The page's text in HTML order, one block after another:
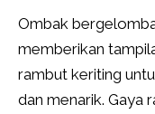
Ombak
memberikan
rambut keriting
dan menarik. Gaya